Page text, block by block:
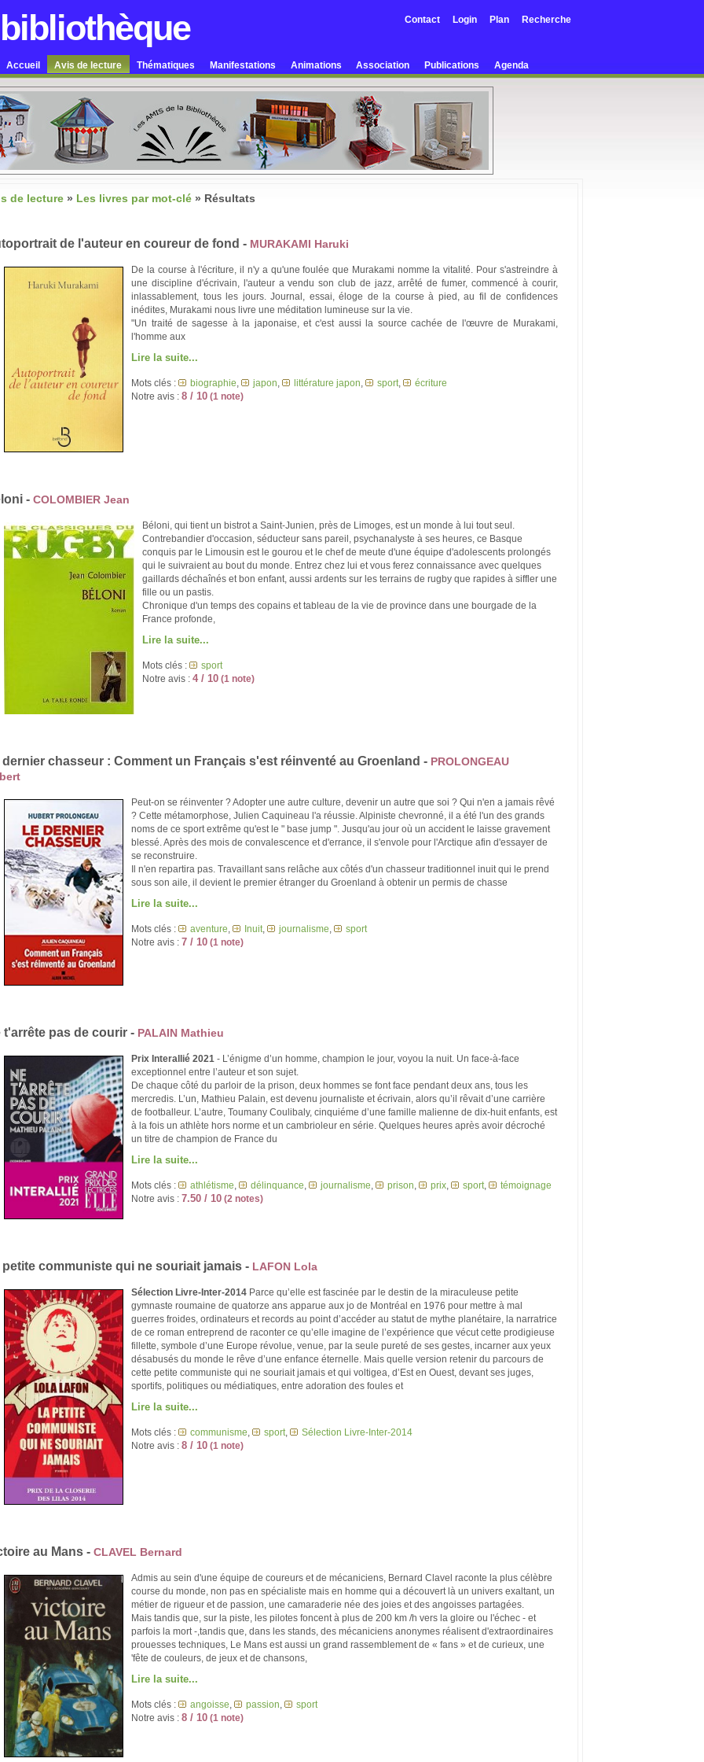
Contact Login Plan Recherche
Accueil Avis de lecture Thématiques Manifestations Animations Association Publications Agenda
de lecture » Les livres par mot-clé » Résultats
de l'auteur en coureur de fond - MURAKAMI Haruki
De la course à l'écriture, il n'y a qu'une foulée que Murakami nomme la vitalité. Pour s'astreindre à
une discipline d'écrivain, l'auteur a vendu son club de jazz, arrêté de fumer, commencé à courir,
inlassablement, tous les jours. Journal, essai, éloge de la course à pied, au fil de confidences
inédites, Murakami nous livre une méditation lumineuse sur la vie.
"Un traité de sagesse à la japonaise, et c'est aussi la source cachée de l'œuvre de Murakami,
l'homme aux
Lire la suite...
Mots clés : biographie , japon , littérature japon , sport ,
écriture
Notre avis :8 / 10 (1 note)
-COLOMBIER Jean
Béloni, qui tient un bistrot a Saint-Junien, près de Limoges, est un monde à lui tout seul.
Contreban­dier d'occasion, séducteur sans pareil, psychanalyste à ses heures, ce Basque
conquis par le Limousin est le gourou et le chef de meute d'une équipe d'adolescents prolongés
qui le suivraient au bout du monde. Entrez chez lui et vous ferez connais­sance avec quelques
gaillards déchaînés et bon enfant, aussi ardents sur les terrains de rugby que rapides à siffler une
fille ou un pastis.
Chronique d'un temps des copains et tableau de la vie de province dans une bourgade de la
France profonde,
Lire la suite...
Mots clés :
sport
Notre avis :4 / 10 (1 note)
dernier chasseur : Comment un Français s'est réinventé au Groenland - PROLONGEAU
Peut-on se réinventer ? Adopter une autre culture, devenir un autre que soi ? Qui n'en a jamais rêvé
? Cette métamorphose, Julien Caquineau l'a réussie. Alpiniste chevronné, il a été l'un des grands
noms de ce sport extrême qu'est le " base jump ". Jusqu'au jour où un accident le laisse gravement
blessé. Après des mois de convalescence et d'errance, il s'envole pour l'Arctique afin d'essayer de
se reconstruire.
Il n'en repartira pas. Travaillant sans relâche aux côtés d'un chasseur traditionnel inuit qui le prend
sous son aile, il devient le premier étranger du Groenland à obtenir un permis de chasse
Lire la suite...
Mots clés : aventure , Inuit , journalisme ,
sport
Notre avis :7 / 10 (1 note)
t'arrête pas de courir - PALAIN Mathieu
Prix Interallié 2021 - L’énigme d’un homme, champion le jour, voyou la nuit. Un face-à-face
exceptionnel entre l’auteur et son sujet.
De chaque côté du parloir de la prison, deux hommes se font face pendant deux ans, tous les
mercredis. L’un, Mathieu Palain, est devenu journaliste et écrivain, alors qu’il rêvait d’une carrière
de footballeur. L’autre, Toumany Coulibaly, cinquiéme d’une famille malienne de dix-huit enfants, est
à la fois un athlète hors norme et un cambrioleur en série. Quelques heures après avoir décroché
un titre de champion de France du
Lire la suite...
Mots clés : athlétisme , délinquance , journalisme , prison , prix , sport ,
témoignage
Notre avis :7.50 / 10 (2 notes)
petite communiste qui ne souriait jamais - LAFON Lola
Sélection Livre-Inter-2014 Parce qu’elle est fascinée par le destin de la miraculeuse petite
gymnaste roumaine de quatorze ans apparue aux jo de Montréal en 1976 pour mettre à mal
guerres froides, ordinateurs et records au point d’accéder au statut de mythe planétaire, la narratrice
de ce roman entreprend de raconter ce qu’elle imagine de l’expérience que vécut cette prodigieuse
fillette, symbole d’une Europe révolue, venue, par la seule pureté de ses gestes, incarner aux yeux
désabusés du monde le rêve d’une enfance éternelle. Mais quelle version retenir du parcours de
cette petite communiste qui ne souriait jamais et qui voltigea, d’Est en Ouest, devant ses juges,
sportifs, politiques ou médiatiques, entre adoration des foules et
Lire la suite...
Mots clés : communisme , sport ,
Sélection Livre-Inter-2014
Notre avis :8 / 10 (1 note)
au Mans -CLAVEL Bernard
Admis au sein d'une équipe de coureurs et de mécaniciens, Bernard Clavel raconte la plus célèbre
course du monde, non pas en spécialiste mais en homme qui a découvert là un univers exaltant, un
métier de rigueur et de passion, une camaraderie née des joies et des angoisses partagées.
Mais tandis que, sur la piste, les pilotes foncent à plus de 200 km /h vers la gloire ou l'échec - et
parfois la mort -,tandis que, dans les stands, des mécaniciens anonymes réalisent d'extraordinaires
prouesses techniques, Le Mans est aussi un grand rassemblement de « fans » et de curieux, une
'fête de couleurs, de jeux et de chansons,
Lire la suite...
Mots clés : angoisse , passion ,
sport
Notre avis :8 / 10 (1 note)